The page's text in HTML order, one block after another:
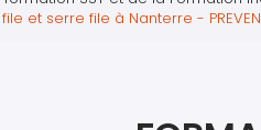
et serre file à Nanterre -